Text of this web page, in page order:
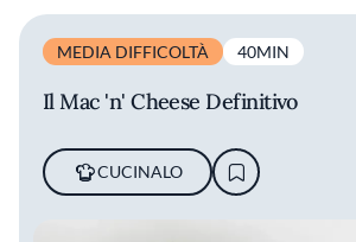
MEDIA DIFFICOLTÀ 40MIN
Il Mac 'n' Cheese Definitivo
CUCINALO